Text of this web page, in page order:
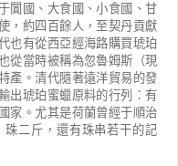
闐國、大食國、小食國、甘
，約四百餘人，至契丹貢獻
也有從西亞經海路購買琥珀
從當時被稱為忽魯姆斯（現
產。清代隨著遠洋貿易的發
出琥珀蜜蠟原料的行列：有
家。尤其是荷蘭曾經于順治
二斤，還有珠串若干的記